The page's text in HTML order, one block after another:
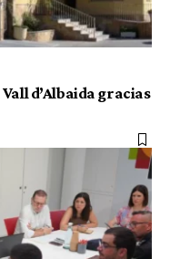
Vall d’Albaida gracias